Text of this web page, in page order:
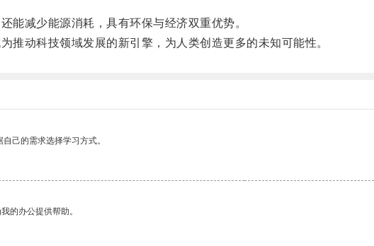
减少能源消耗，具有环保与经济双重优势。
动科技领域发展的新引擎，为人类创造更多的未知可能性。
己的需求选择学习方式。
的办公提供帮助。